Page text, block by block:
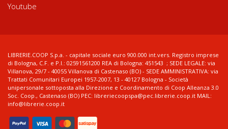
Youtube
LIBRERIE.COOP S.p.a. - capitale sociale euro 900.000 int.vers. Registro imprese
di Bologna, C.F. e P.I.: 02591561200 REA di Bologna: 451543 ; SEDE LEGALE: via
Villanova, 29/7 - 40055 Villanova di Castenaso (BO) - SEDE AMMINISTRATIVA: via
Trattati Comunitari Europei 1957-2007, 13 - 40127 Bologna - Società
unipersonale sottoposta alla Direzione e Coordinamento di Coop Alleanza 3.0
Soc. Coop., Castenaso (BO) PEC: libreriecoopspa@pec.librerie.coop.it MAIL:
info@librerie.coop.it